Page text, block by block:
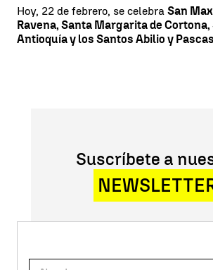
Hoy, 22 de febrero, se celebra San
Ravena, Santa Margarita de Cortona,
Antioquía y los Santos Abilio y
Suscríbete a